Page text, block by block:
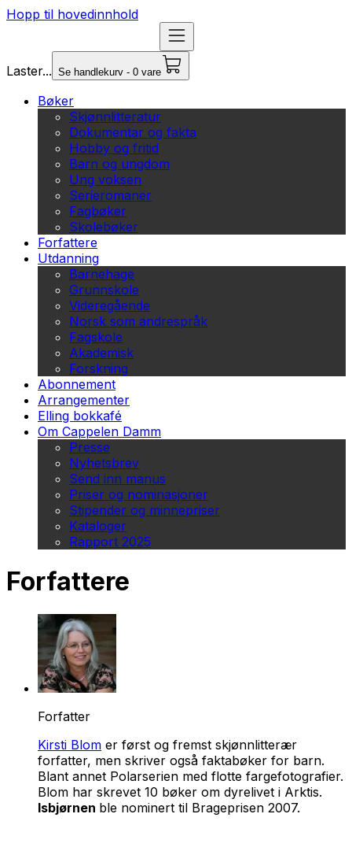
Hopp til hovedinnhold
Laster... Se handlekurv - 0 vare
Bøker
Skjønnlitteratur
Dokumentar og fakta
Hobby og fritid
Barn og ungdom
Ung voksen
Serieromaner
Fagbøker
Skolebøker
Forfattere
Utdanning
Barnehage
Grunnskole
Videregående
Norsk som andrespråk
Fagskole
Akademisk
Forskning
Abonnement
Arrangementer
Elling bokkafé
Om Cappelen Damm
Presse
Nyhetsbrev
Send inn manus
Priser og nominasjoner
Stipender og minnepriser
Kataloger
Rapport 2025
Forfattere
Forfatter
Kirsti Blom er først og fremst skjønnlitterær
forfatter, men skriver også faktabøker for barn.
Blant annet Polarserien med flotte fargefotografier.
Blom har skrevet 10 bøker om dyrelivet i Arktis.
Isbjørnen ble nominert til Brageprisen 2007.